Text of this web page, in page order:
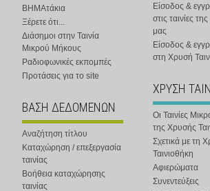
ΒΗΜΑτάκια
Ξέρετε ότι...
Διάσημοι στην Ταινία
Μικρού Μήκους
Ραδιοφωνικές εκπομπές
Προτάσεις για το site
ΒΑΣΗ ΔΕΔΟΜΕΝΩΝ
Αναζήτηση τίτλου
Καταχώρηση / επεξεργασία
ταινίας
Βοήθεια καταχώρησης
ταινίας
Είσοδος &
στις ταινίες
μας
Είσοδος &
στη Χρυσή
ΧΡΥΣΗ
Οι Ταινίες
της Χρυσής
Σχετικά με τη
Ταινιοθήκη
Αφιερώματα
Συνεντεύξεις